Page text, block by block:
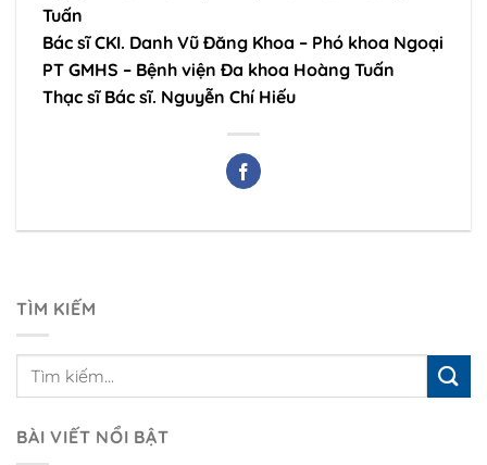
Tuấn
Bác sĩ CKI. Danh Vũ Đăng Khoa – Phó khoa Ngoại
PT GMHS – Bệnh viện Đa khoa Hoàng Tuấn
Thạc sĩ Bác sĩ. Nguyễn Chí Hiếu
TÌM KIẾM
BÀI VIẾT NỔI BẬT